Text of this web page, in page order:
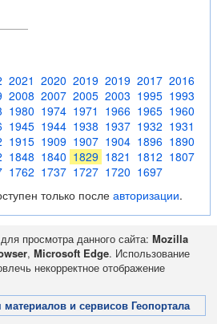
2021 2020 2019 2019 2017 2016
2008 2007 2005 2003 1995 1993
1980 1974 1971 1966 1965 1960
1945 1944 1938 1937 1932 1931
1915 1909 1907 1904 1896 1890
1848 1840 1829 1821 1812 1807
1762 1737 1727 1720 1697
только после авторизации.
просмотра данного сайта: Mozilla
, Microsoft Edge. Использование
некорректное отображение
и сервисов Геопортала